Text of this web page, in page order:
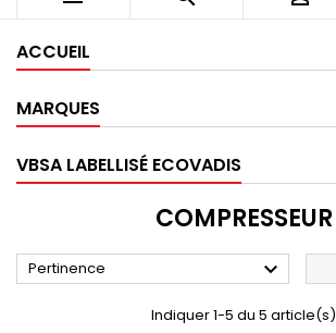
ACCUEIL
MARQUES
VBSA LABELLISÉ ECOVADIS
COMPRESSEUR
Pertinence 
Indiquer 1-5 du 5 article(s)